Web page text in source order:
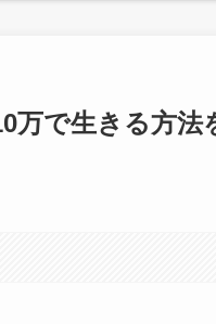
万で生きる方法